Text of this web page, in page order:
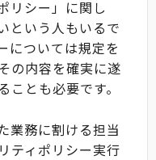
リシー」に関し
という人もいるで
については規定を
の内容を確実に遂
とも必要です。
業務に割ける担当
ティポリシー実行